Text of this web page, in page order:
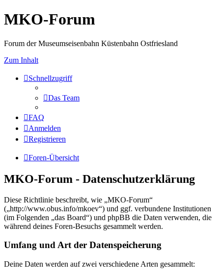
MKO-Forum
Forum der Museumseisenbahn Küstenbahn Ostfriesland
Zum Inhalt
Schnellzugriff
Das Team
FAQ
Anmelden
Registrieren
Foren-Übersicht
MKO-Forum - Datenschutzerklärung
Diese Richtlinie beschreibt, wie „MKO-Forum“
(„http://www.obus.info/mkoev“) und ggf. verbundene Institutionen
(im Folgenden „das Board“) und phpBB die Daten verwenden, die
während deines Foren-Besuchs gesammelt werden.
Umfang und Art der Datenspeicherung
Deine Daten werden auf zwei verschiedene Arten gesammelt: